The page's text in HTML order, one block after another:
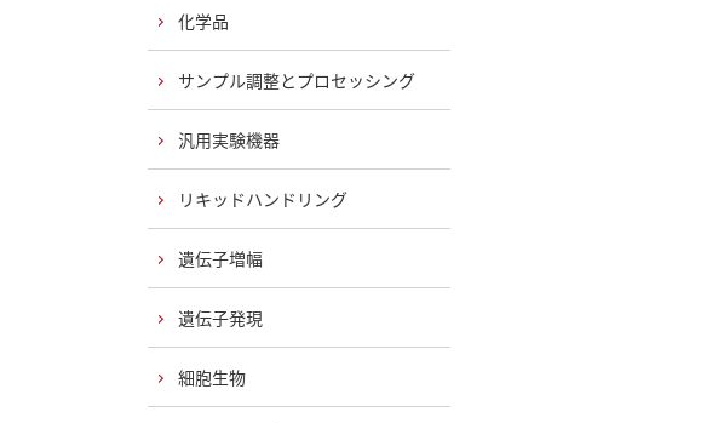
化学品
サンプル調整とプロセッシング
汎用実験機器
リキッドハンドリング
遺伝子増幅
遺伝子発現
細胞生物